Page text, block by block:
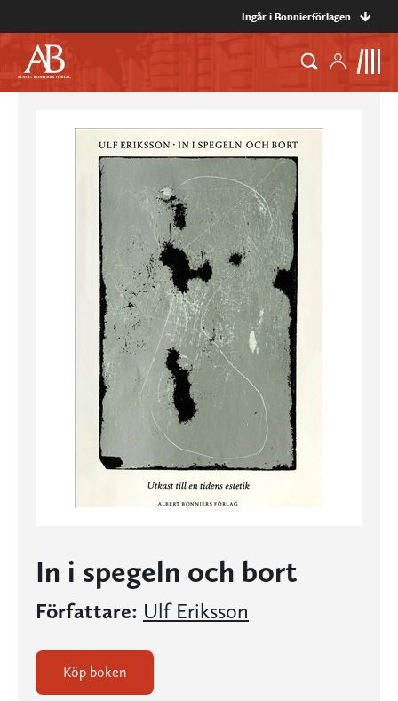
Ingår i Bonnierförlagen
In i spegeln och bort
Författare: Ulf Eriksson
Köp boken